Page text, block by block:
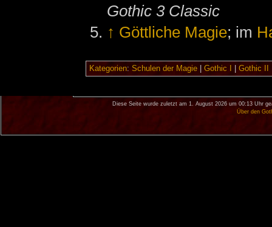
Gothic 3 Classic
↑ Göttliche Magie; im
Kategorien: Schulen der Magie| Gothic I Gothic II
Diese Seite wurde zuletzt am 1. August 2026 um 00:13 Uhr
Über den